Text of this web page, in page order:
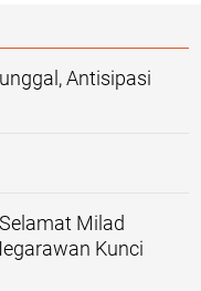
Antisipasi
Milad
Kunci